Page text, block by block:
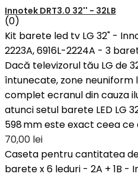
Innotek DRT3.0 32'' - 32LB
(0)
Kit barete led tv LG 32" -
2223A, 6916L-2224A - 3
Dacă televizorul tău LG de
întunecate, zone neuniform
complet ecranul din cauza
atunci setul barete LED LG
598 mm este exact ceea ce
70,00 lei
Caseta pentru cantitatea de
barete x 6 leduri - 2A + 1B -